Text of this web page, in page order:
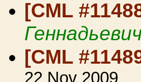
[CML
[CML
22 Nov 2009